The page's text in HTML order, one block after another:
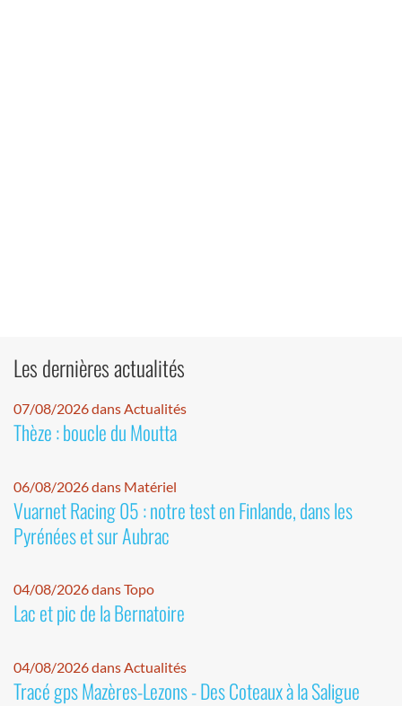
Les dernières actualités
07/08/2026 dans Actualités
Thèze : boucle du Moutta
06/08/2026 dans Matériel
Vuarnet Racing 05 : notre test en Finlande, dans les
Pyrénées et sur Aubrac
04/08/2026 dans Topo
Lac et pic de la Bernatoire
04/08/2026 dans Actualités
Tracé gps Mazères-Lezons - Des Coteaux à la Saligue